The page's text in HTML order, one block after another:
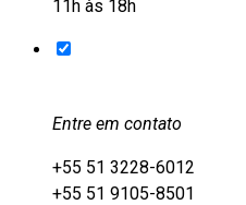
11h às 18h
Entre em contato
+55 51 3228-6012
+55 51 9105-8501